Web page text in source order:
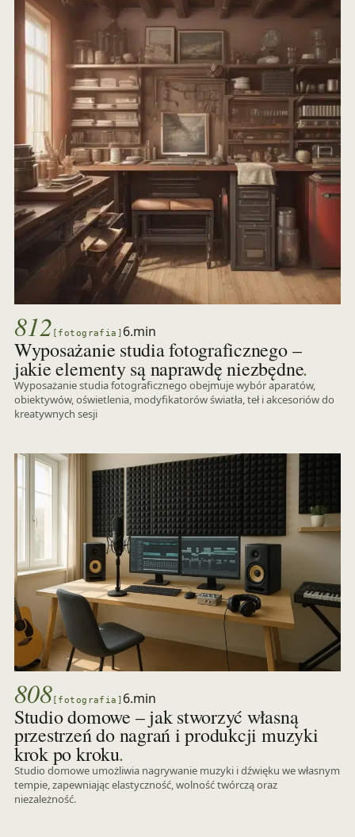
812 [fotografia] 6.min
Wyposażanie studia fotograficznego –
jakie elementy są naprawdę niezbędne.
Wyposażanie studia fotograficznego obejmuje wybór aparatów,
obiektywów, oświetlenia, modyfikatorów światła, teł i akcesoriów do
kreatywnych sesji
808 [fotografia] 6.min
Studio domowe – jak stworzyć własną
przestrzeń do nagrań i produkcji muzyki
krok po kroku.
Studio domowe umożliwia nagrywanie muzyki i dźwięku we własnym
tempie, zapewniając elastyczność, wolność twórczą oraz
niezależność.